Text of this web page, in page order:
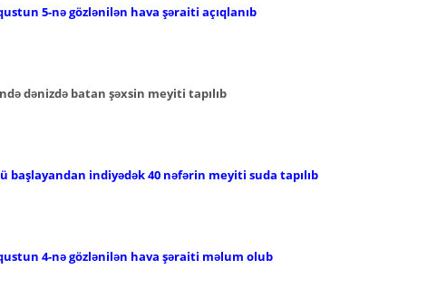
5-nə gözlənilən hava şəraiti açıqlanıb
dənizdə batan şəxsin meyiti tapılıb
başlayandan indiyədək 40 nəfərin meyiti suda tapılıb
4-nə gözlənilən hava şəraiti məlum olub